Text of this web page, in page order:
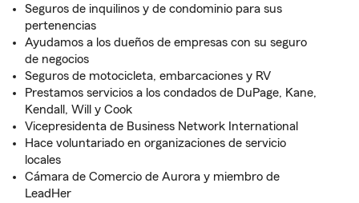
Seguros de inquilinos y de condominio para sus
pertenencias
Ayudamos a los dueños de empresas con su seguro
de negocios
Seguros de motocicleta, embarcaciones y RV
Prestamos servicios a los condados de DuPage, Kane,
Kendall, Will y Cook
Vicepresidenta de Business Network International
Hace voluntariado en organizaciones de servicio
locales
Cámara de Comercio de Aurora y miembro de
LeadHer